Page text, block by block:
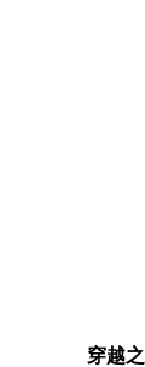
穿越